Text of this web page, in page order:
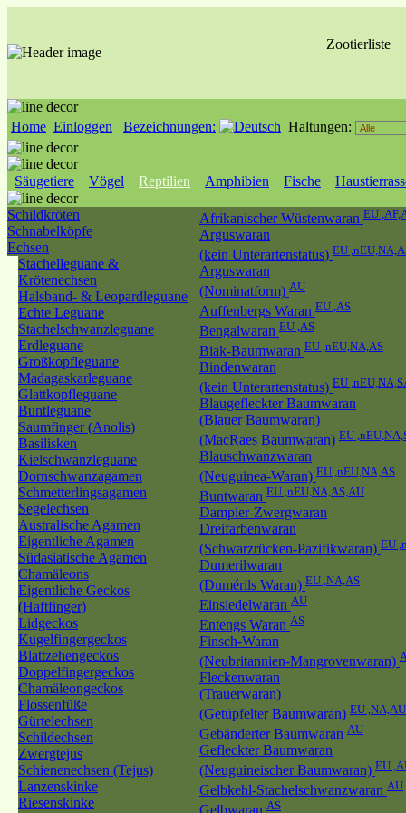
Zootierliste
Home Einloggen Bezeichnungen: Haltungen:
Säugetiere Vögel Reptilien Amphibien Fische
Schildkröten
Schnabelköpfe
Echsen
Stachelleguane &
Krötenechsen
Halsband- & Leopardleguane
Echte Leguane
Stachelschwanzleguane
Erdleguane
Großkopfleguane
Madagaskarleguane
Glattkopfleguane
Buntleguane
Saumfinger (Anolis)
Basilisken
Kielschwanzleguane
Dornschwanzagamen
Schmetterlingsagamen
Segelechsen
Australische Agamen
Eigentliche Agamen
Südasiatische Agamen
Chamäleons
Eigentliche Geckos
(Haftfinger)
Lidgeckos
Kugelfingergeckos
Blattzehengeckos
Doppelfingergeckos
Chamäleongeckos
Flossenfüße
Gürtelechsen
Schildechsen
Zwergtejus
Schienenechsen (Tejus)
Lanzenskinke
Riesenskinke
Afrikanischer Wüstenwaran EU
Arguswaran
(kein Unterartenstatus) EU
Arguswaran
(Nominatform) AU
Auffenbergs Waran EU ,AS
Bengalwaran EU ,AS
Biak-Baumwaran EU ,nEU,NA,AS
Bindenwaran
(kein Unterartenstatus) EU
Blaugefleckter Baumwaran
(Blauer Baumwaran)
(MacRaes Baumwaran) EU
Blauschwanzwaran
(Neuguinea-Waran) EU ,nEU,NA,AS
Buntwaran EU ,nEU,NA,AS,AU
Dampier-Zwergwaran
Dreifarbenwaran
(Schwarzrücken-Pazifikwaran) EU
Dumerilwaran
(Dumérils Waran) EU ,NA,AS
Einsiedelwaran AU
Entengs Waran AS
Finsch-Waran
(Neubritannien-Mangrovenwaran)
Fleckenwaran
(Trauerwaran)
(Getüpfelter Baumwaran) EU ,NA,AU
Gebänderter Baumwaran AU
Gefleckter Baumwaran
(Neuguineischer Baumwaran) EU
Gelbkehl-Stachelschwanzwaran AU
AS